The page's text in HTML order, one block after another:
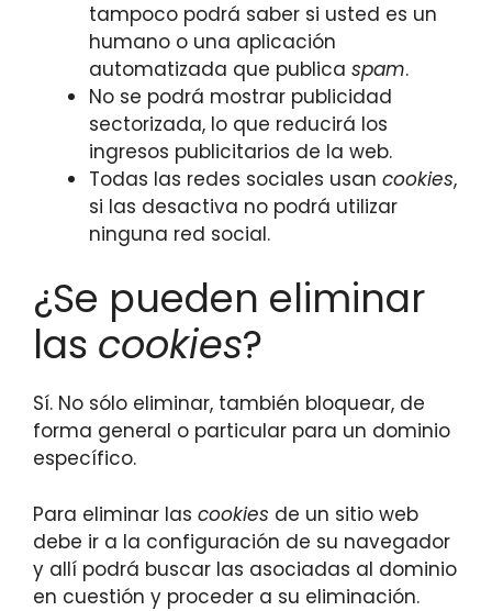
tampoco podrá saber si usted es un
humano o una aplicación
automatizada que publica spam.
No se podrá mostrar publicidad
sectorizada, lo que reducirá los
ingresos publicitarios de la web.
Todas las redes sociales usan cookies,
si las desactiva no podrá utilizar
ninguna red social.
¿Se pueden eliminar
las cookies?
Sí. No sólo eliminar, también bloquear, de
forma general o particular para un dominio
específico.
Para eliminar las cookies de un sitio web
debe ir a la configuración de su navegador
y allí podrá buscar las asociadas al dominio
en cuestión y proceder a su eliminación.